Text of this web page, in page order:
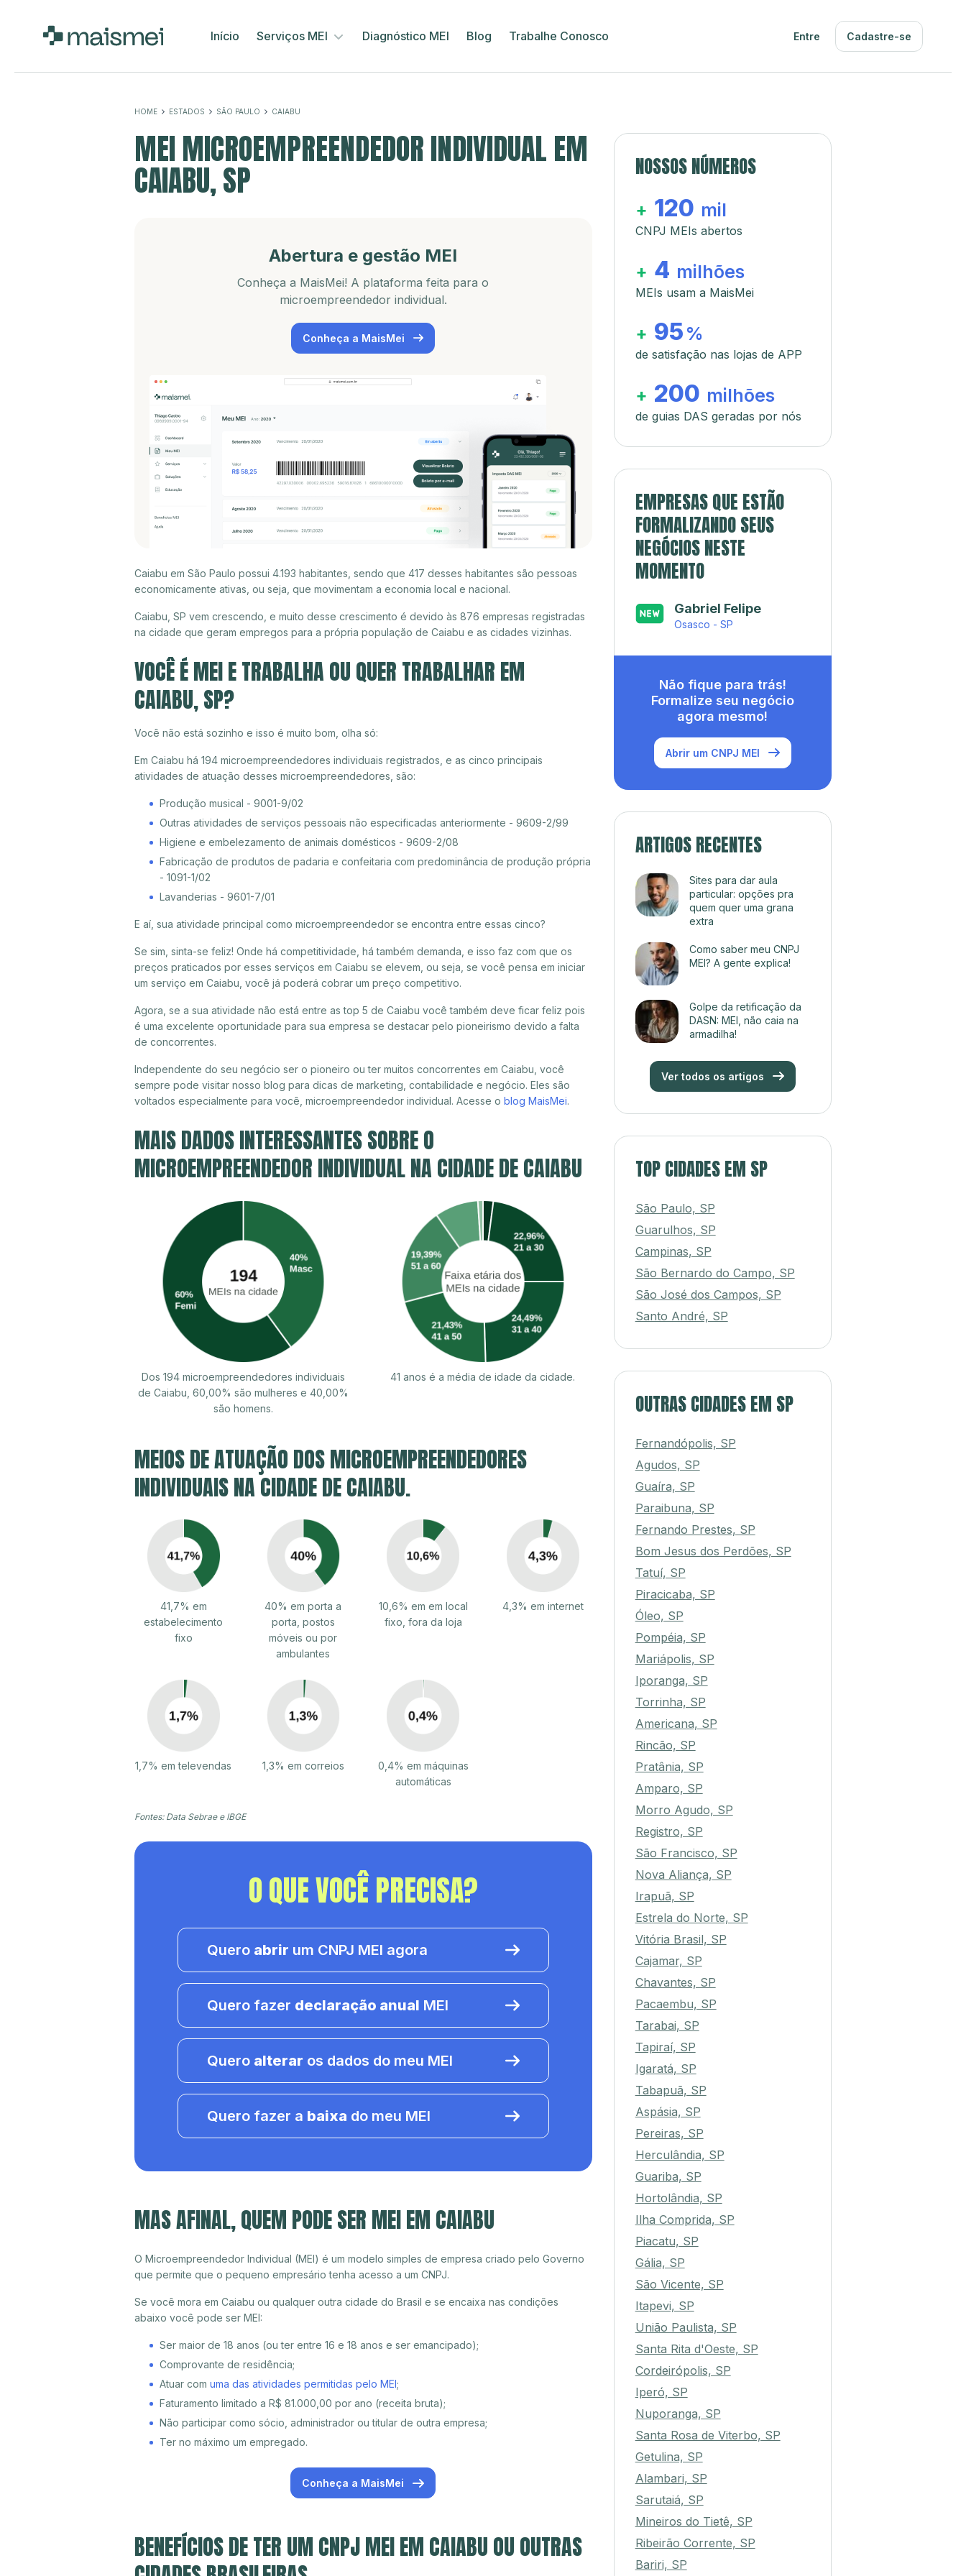
Início Serviços MEI Diagnóstico MEI Blog Trabalhe Conosco Entre Cadastre-se
HOME ESTADOS SÃO PAULO CAIABU
MEI MICROEMPREENDEDOR INDIVIDUAL EM
CAIABU, SP
Abertura e gestão MEI
Conheça a MaisMei! A plataforma feita para o
microempreendedor individual.
Conheça a MaisMei
Caiabu em São Paulo possui 4.193 habitantes, sendo que 417 desses habitantes são pessoas
economicamente ativas, ou seja, que movimentam a economia local e nacional.
Caiabu, SP vem crescendo, e muito desse crescimento é devido às 876 empresas registradas
na cidade que geram empregos para a própria população de Caiabu e as cidades vizinhas.
VOCÊ É MEI E TRABALHA OU QUER TRABALHAR EM
CAIABU, SP?
Você não está sozinho e isso é muito bom, olha só:
Em Caiabu há 194 microempreendedores individuais registrados, e as cinco principais
atividades de atuação desses microempreendedores, são:
Produção musical - 9001-9/02
Outras atividades de serviços pessoais não especificadas anteriormente - 9609-2/99
Higiene e embelezamento de animais domésticos - 9609-2/08
Fabricação de produtos de padaria e confeitaria com predominância de produção própria
- 1091-1/02
Lavanderias - 9601-7/01
E aí, sua atividade principal como microempreendedor se encontra entre essas cinco?
Se sim, sinta-se feliz! Onde há competitividade, há também demanda, e isso faz com que os
preços praticados por esses serviços em Caiabu se elevem, ou seja, se você pensa em iniciar
um serviço em Caiabu, você já poderá cobrar um preço competitivo.
Agora, se a sua atividade não está entre as top 5 de Caiabu você também deve ficar feliz pois
é uma excelente oportunidade para sua empresa se destacar pelo pioneirismo devido a falta
de concorrentes.
Independente do seu negócio ser o pioneiro ou ter muitos concorrentes em Caiabu, você
sempre pode visitar nosso blog para dicas de marketing, contabilidade e negócio. Eles são
voltados especialmente para você, microempreendedor individual. Acesse o blog MaisMei.
MAIS DADOS INTERESSANTES SOBRE O
MICROEMPREENDEDOR INDIVIDUAL NA CIDADE DE CAIABU
Dos 194 microempreendedores individuais
de Caiabu, 60,00% são mulheres e 40,00%
são homens.
41 anos é a média de idade da cidade.
MEIOS DE ATUAÇÃO DOS MICROEMPREENDEDORES
INDIVIDUAIS NA CIDADE DE CAIABU.
41,7% em
estabelecimento
fixo
40% em porta a
porta, postos
móveis ou por
ambulantes
10,6% em em local
fixo, fora da loja
4,3% em internet
1,7% em televendas 1,3% em correios
0,4% em máquinas
automáticas
Fontes: Data Sebrae e IBGE
O QUE VOCÊ PRECISA?
Quero abrir um CNPJ MEI agora
Quero fazer declaração anual MEI
Quero alterar os dados do meu MEI
Quero fazer a baixa do meu MEI
MAS AFINAL, QUEM PODE SER MEI EM CAIABU
O Microempreendedor Individual (MEI) é um modelo simples de empresa criado pelo Governo
que permite que o pequeno empresário tenha acesso a um CNPJ.
Se você mora em Caiabu ou qualquer outra cidade do Brasil e se encaixa nas condições
abaixo você pode ser MEI:
Ser maior de 18 anos (ou ter entre 16 e 18 anos e ser emancipado);
Comprovante de residência;
Atuar com uma das atividades permitidas pelo MEI;
Faturamento limitado a R$ 81.000,00 por ano (receita bruta);
Não participar como sócio, administrador ou titular de outra empresa;
Ter no máximo um empregado.
Conheça a MaisMei
BENEFÍCIOS DE TER UM CNPJ MEI EM CAIABU OU OUTRAS
NOSSOS NÚMEROS
+ 120 mil
CNPJ MEIs abertos
+ 4 milhões
MEIs usam a MaisMei
+ 95 %
de satisfação nas lojas de APP
+ 200 milhões
de guias DAS geradas por nós
EMPRESAS QUE ESTÃO
FORMALIZANDO SEUS
NEGÓCIOS NESTE
MOMENTO
Gabriel Felipe
Osasco - SP
Não fique para trás!
Formalize seu negócio
agora mesmo!
Abrir um CNPJ MEI
ARTIGOS RECENTES
Sites para dar aula
particular: opções pra
quem quer uma grana
extra
Como saber meu CNPJ
MEI? A gente explica!
Golpe da retificação da
DASN: MEI, não caia na
armadilha!
Ver todos os artigos
TOP CIDADES EM SP
São Paulo, SP
Guarulhos, SP
Campinas, SP
São Bernardo do Campo, SP
São José dos Campos, SP
Santo André, SP
OUTRAS CIDADES EM SP
Fernandópolis, SP
Agudos, SP
Guaíra, SP
Paraibuna, SP
Fernando Prestes, SP
Bom Jesus dos Perdões, SP
Tatuí, SP
Piracicaba, SP
Óleo, SP
Pompéia, SP
Mariápolis, SP
Iporanga, SP
Torrinha, SP
Americana, SP
Rincão, SP
Pratânia, SP
Amparo, SP
Morro Agudo, SP
Registro, SP
São Francisco, SP
Nova Aliança, SP
Irapuã, SP
Estrela do Norte, SP
Vitória Brasil, SP
Cajamar, SP
Chavantes, SP
Pacaembu, SP
Tarabai, SP
Tapiraí, SP
Igaratá, SP
Tabapuã, SP
Aspásia, SP
Pereiras, SP
Herculândia, SP
Guariba, SP
Hortolândia, SP
Ilha Comprida, SP
Piacatu, SP
Gália, SP
São Vicente, SP
Itapevi, SP
União Paulista, SP
Santa Rita d'Oeste, SP
Cordeirópolis, SP
Iperó, SP
Nuporanga, SP
Santa Rosa de Viterbo, SP
Getulina, SP
Alambari, SP
Sarutaiá, SP
Mineiros do Tietê, SP
Ribeirão Corrente, SP
Bariri, SP